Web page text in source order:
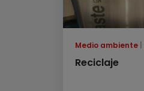
Medio ambiente
Reciclaje